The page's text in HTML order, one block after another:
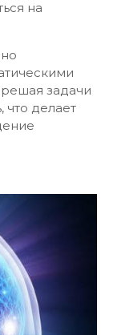
на
задачи
что делает